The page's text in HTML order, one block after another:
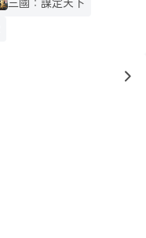
to